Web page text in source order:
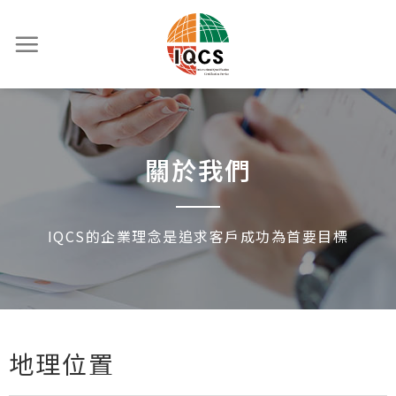
關於我們
IQCS的企業理念是追求客戶成功為首要目標
地理位置